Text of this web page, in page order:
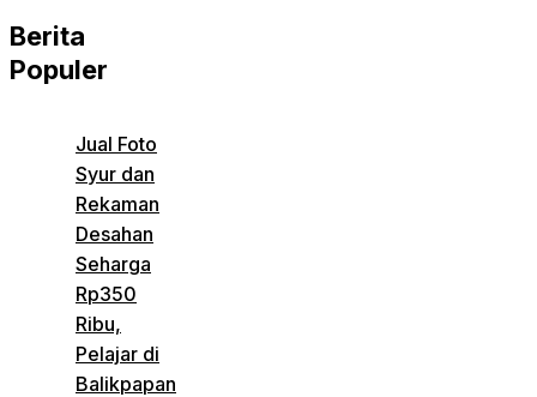
Berita
Populer
Jual Foto
Syur dan
Rekaman
Desahan
Seharga
Rp350
Ribu,
Pelajar di
Balikpapan